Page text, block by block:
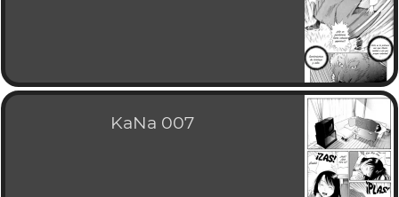
KaNa 007